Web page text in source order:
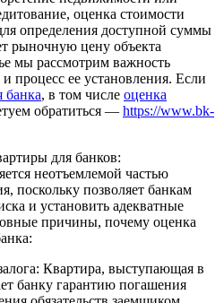
оценка стоимости
определения доступной суммы
рыночную цену объекта
мы рассмотрим важность
процесс ее установления. Если
банка, в том числе оценка
обратиться — https://www.bk-
для банков:
неотъемлемой частью
поскольку позволяет банкам
и установить адекватные
причины, почему оценка
Квартира, выступающая в
банку гарантию погашения